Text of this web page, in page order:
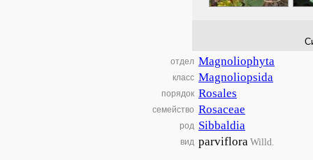
отдел Magnoliophyta
класс Magnoliopsida
порядок Rosales
семейство Rosaceae
род Sibbaldia
вид parvifloraWilld.